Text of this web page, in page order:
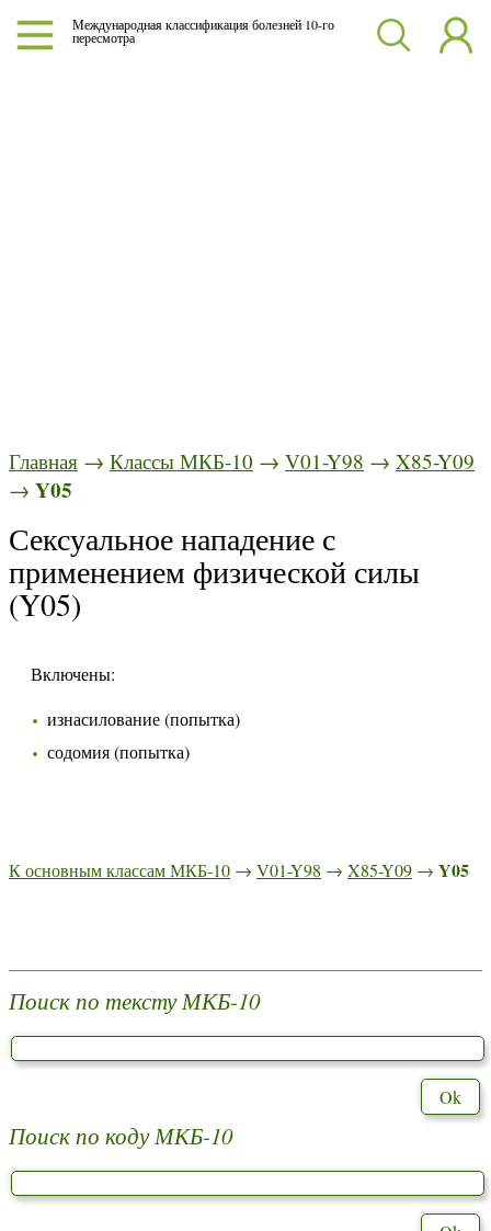
Международная классификация болезней 10-го
пересмотра
Главная → Классы МКБ-10 → V01-Y98 → X85-Y09
→ Y05
Сексуальное нападение с
применением физической силы
(Y05)
Включены:
изнасилование (попытка)
содомия (попытка)
К основным классам МКБ-10 → V01-Y98 → X85-Y09 → Y05
Поиск по тексту МКБ-10
Поиск по коду МКБ-10